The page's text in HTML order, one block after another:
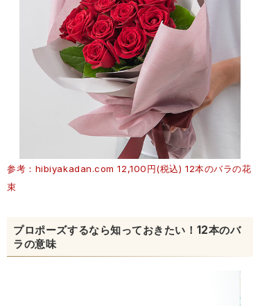
参考：hibiyakadan.com 12,100円(税込) 12本のバラの花
束
プロポーズするなら知っておきたい！12本のバ
ラの意味